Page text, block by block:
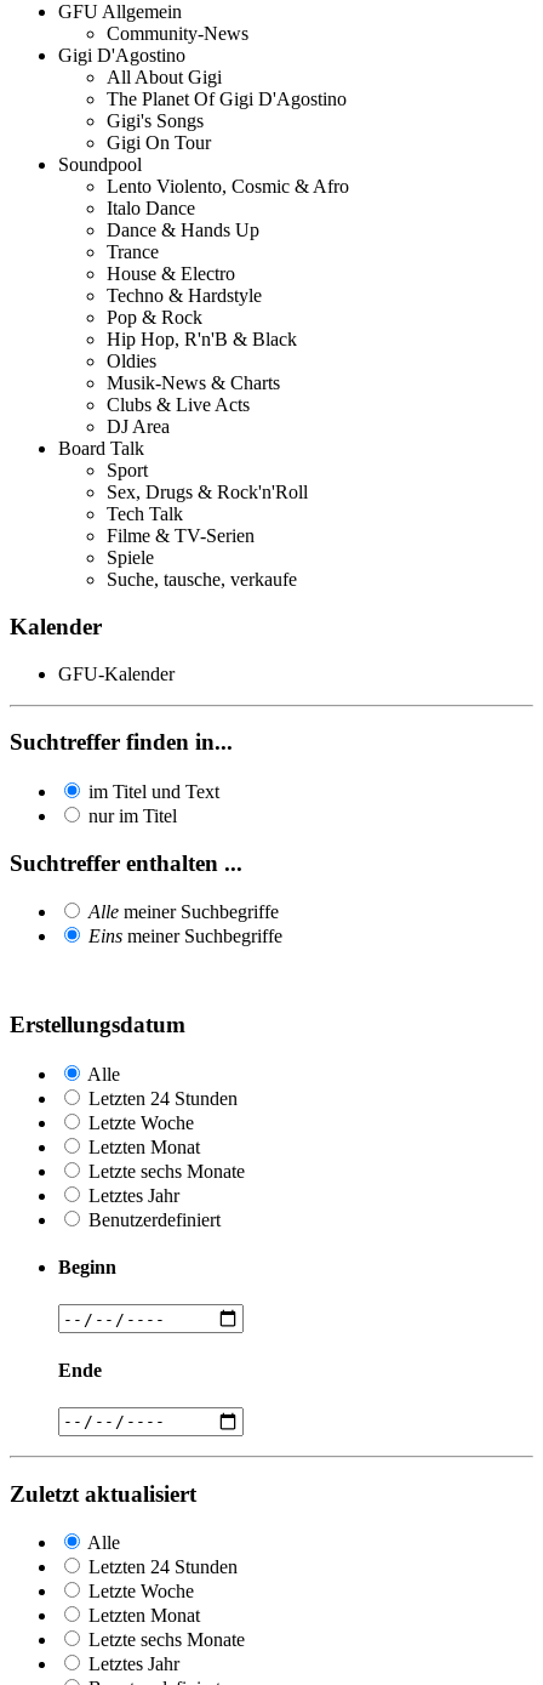
GFU Allgemein
Community-News
Gigi D'Agostino
All About Gigi
The Planet Of Gigi D'Agostino
Gigi's Songs
Gigi On Tour
Soundpool
Lento Violento, Cosmic & Afro
Italo Dance
Dance & Hands Up
Trance
House & Electro
Techno & Hardstyle
Pop & Rock
Hip Hop, R'n'B & Black
Oldies
Musik-News & Charts
Clubs & Live Acts
DJ Area
Board Talk
Sport
Sex, Drugs & Rock'n'Roll
Tech Talk
Filme & TV-Serien
Spiele
Suche, tausche, verkaufe
Kalender
GFU-Kalender
Suchtreffer finden in...
im Titel und Text
nur im Titel
Suchtreffer enthalten ...
Alle meiner Suchbegriffe
Eins meiner Suchbegriffe
Erstellungsdatum
Alle
Letzten 24 Stunden
Letzte Woche
Letzten Monat
Letzte sechs Monate
Letztes Jahr
Benutzerdefiniert
Beginn
Ende
Zuletzt aktualisiert
Alle
Letzten 24 Stunden
Letzte Woche
Letzten Monat
Letzte sechs Monate
Letztes Jahr